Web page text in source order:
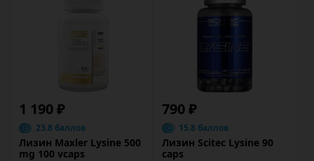
1 190 ₽
23.8 баллов
Лизин Maxler Lysine 500
mg 100 vcaps
790 ₽
15.8 баллов
Лизин Scitec Lysine 90
caps